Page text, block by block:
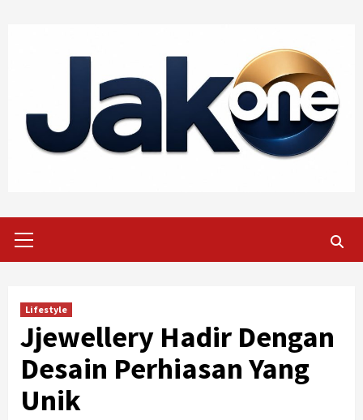
Menu
Lifestyle
Jjewellery Hadir Dengan
Desain Perhiasan Yang
Unik